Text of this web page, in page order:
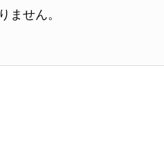
ません。